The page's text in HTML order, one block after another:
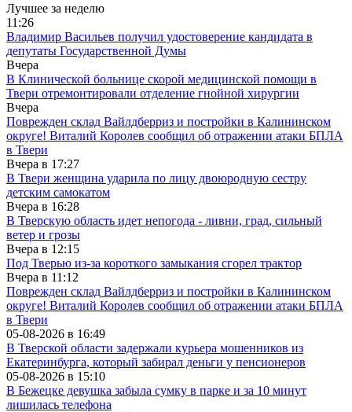
Лучшее за неделю
11:26
Владимир Васильев получил удостоверение кандидата в
депутаты Государственной Думы
Вчера
В Клинической больнице скорой медицинской помощи в
Твери отремонтировали отделение гнойной хирургии
Вчера
Поврежден склад Вайлдберриз и постройки в Калининском
округе! Виталий Королев сообщил об отражении атаки БПЛА
в Твери
Вчера в 17:27
В Твери женщина ударила по лицу двоюродную сестру
детским самокатом
Вчера в 16:28
В Тверскую область идет непогода - ливни, град, сильный
ветер и грозы
Вчера в 12:15
Под Тверью из-за короткого замыкания сгорел трактор
Вчера в 11:12
Поврежден склад Вайлдберриз и постройки в Калининском
округе! Виталий Королев сообщил об отражении атаки БПЛА
в Твери
05-08-2026 в 16:49
В Тверской области задержали курьера мошенников из
Екатеринбурга, который забирал деньги у пенсионеров
05-08-2026 в 15:10
В Бежецке девушка забыла сумку в парке и за 10 минут
лишилась телефона